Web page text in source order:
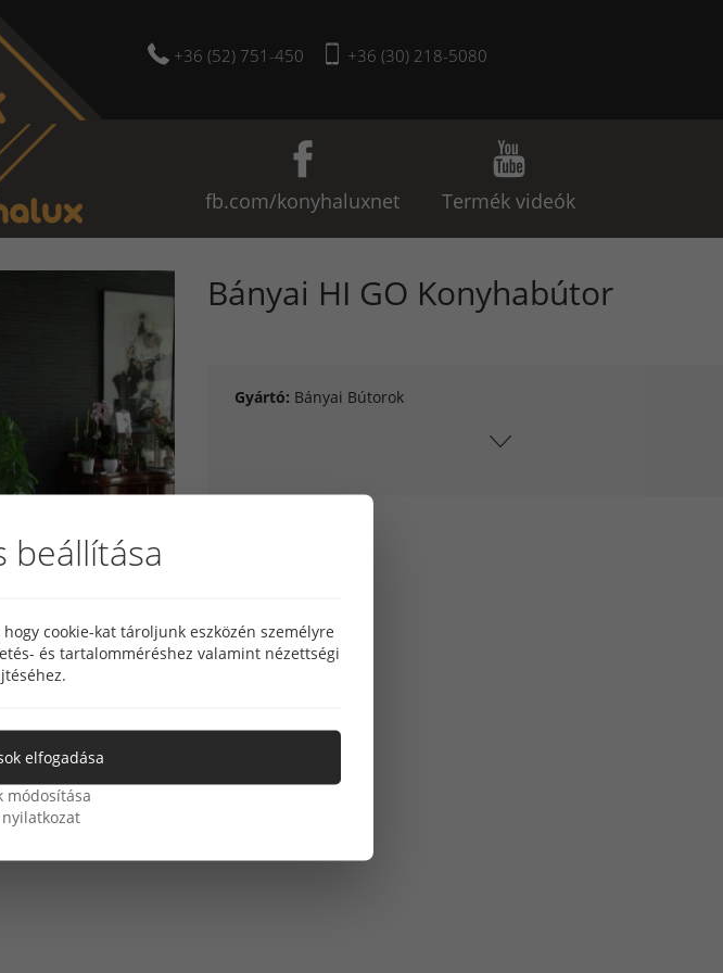
+36 (52) 751-450 +36 (30) 218-5080
fb.com/konyhaluxnet Termék videók
Bányai HI GO Konyhabútor
Gyártó: Bányai Bútorok
beállítása
cookie-kat tároljunk eszközén személyre
és tartalomméréshez valamint nézettségi
elfogadása
módosítása